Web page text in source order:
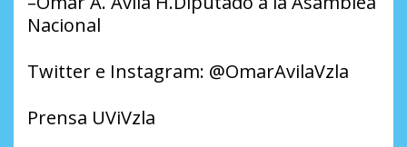
Nacional
Twitter e Instagram: @OmarAvilaVzla
Prensa UViVzla